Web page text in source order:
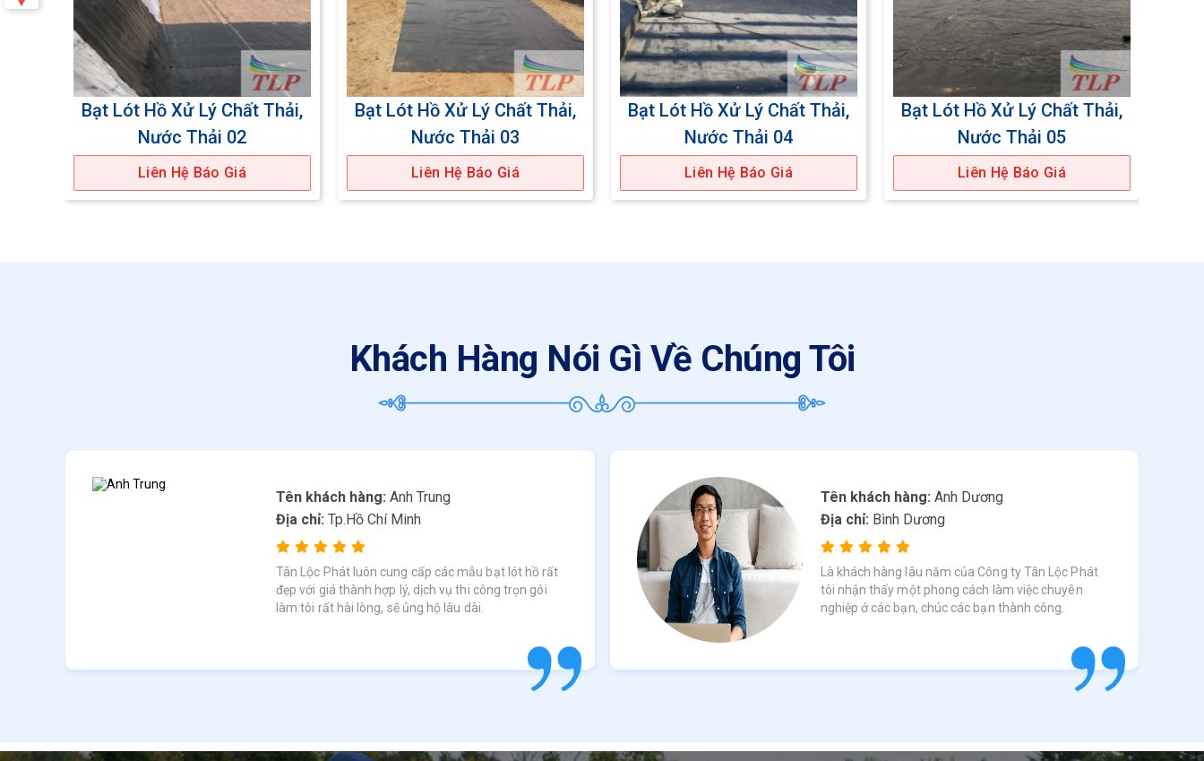
Bạt Lót Hồ Xử Lý Chất Thải,
Nước Thải 02
Liên Hệ Báo Giá
Bạt Lót Hồ Xử Lý Chất Thải,
Nước Thải 03
Liên Hệ Báo Giá
Bạt Lót Hồ Xử Lý Chất Thải,
Nước Thải 04
Liên Hệ Báo Giá
Bạt Lót Hồ Xử Lý Chất Thải,
Nước Thải 05
Liên Hệ Báo Giá
Khách Hàng Nói Gì Về Chúng Tôi
Tên khách hàng: Anh Trung
Địa chỉ: Tp.Hồ Chí Minh
Tân Lộc Phát luôn cung cấp các mẫu bạt lót hồ rất
đẹp với giá thành hợp lý, dịch vụ thi công trọn gói
làm tôi rất hài lòng, sẽ ủng hộ lâu dài.
Tên khách hàng: Anh Dương
Địa chỉ: Bình Dương
Là khách hàng lâu năm của Công ty Tân Lộc Phát
tôi nhận thấy một phong cách làm việc chuyên
nghiệp ở các bạn, chúc các bạn thành công.